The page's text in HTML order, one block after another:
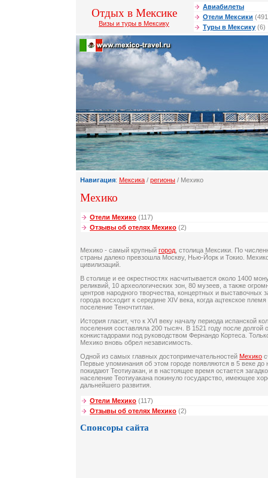
Отдых в Мексике
Визы и туры в Мексику
Авиабилеты
Отели Мексики
Туры в Мексику (6)
Навигация: Мексика / регионы / Мехико
Мехико
Отели Мехико (117)
Отзывы об отелях Мехико (2)
Мехико - самый крупный город, столица Мексики. По
страны далеко превзошла Москву, Нью-Йорк и Токио.
цивилизаций.
В столице и ее окрестностях насчитывается около 1400
реликвий, 10 археологических зон, 80 музеев, а также
центров народного творчества, концертных и выставочных
города восходит к середине XIV века, когда ацтекское
поселение Теночтитлан.
История гласит, что к XVI веку началу периода испанской
поселения составляла 200 тысяч. В 1521 году после долгой
конкистадорами под руководством Фернандо Кортеса.
Мехико вновь обрел независимость.
Одной из самых главных достопримечательностей Мехико
Первые упоминания об этом городе появляются в 5 веке до
покидают Теотиуакан, и в настоящее время остается
население Теотиуакана покинуло государство, имеющее
дальнейшего развития.
Отели Мехико (117)
Отзывы об отелях Мехико (2)
Спонсоры сайта